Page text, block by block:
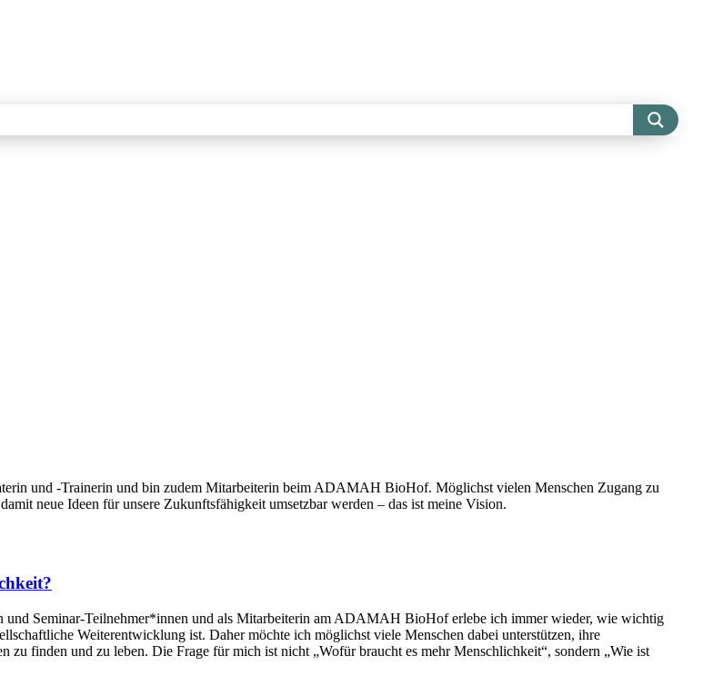
und -Trainerin und bin zudem Mitarbeiterin beim ADAMAH BioHof. Möglichst vielen Menschen Zugang zu
neue Ideen für unsere Zukunftsfähigkeit umsetzbar werden – das ist meine Vision.
Seminar-Teilnehmer*innen und als Mitarbeiterin am ADAMAH BioHof erlebe ich immer wieder, wie wichtig
Weiterentwicklung ist. Daher möchte ich möglichst viele Menschen dabei unterstützen, ihre
finden und zu leben. Die Frage für mich ist nicht „Wofür braucht es mehr Menschlichkeit“, sondern „Wie ist